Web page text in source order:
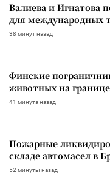
Валиева и Игнатова
для международных
38 минут назад
Финские
животных на
41 минута назад
Пожарные
складе автомасел в
52 минуты назад